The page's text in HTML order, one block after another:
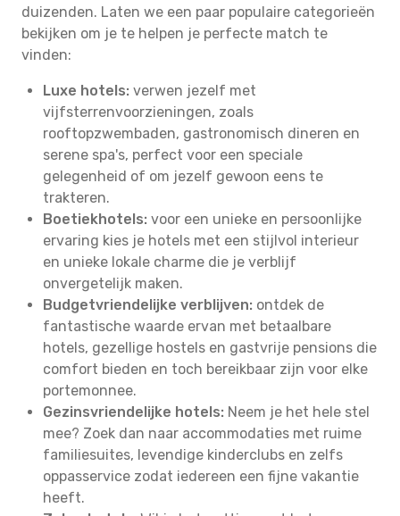
duizenden. Laten we een paar populaire categorieën
bekijken om je te helpen je perfecte match te
vinden:
Luxe hotels: verwen jezelf met
vijfsterrenvoorzieningen, zoals
rooftopzwembaden, gastronomisch dineren en
serene spa's, perfect voor een speciale
gelegenheid of om jezelf gewoon eens te
trakteren.
Boetiekhotels: voor een unieke en persoonlijke
ervaring kies je hotels met een stijlvol interieur
en unieke lokale charme die je verblijf
onvergetelijk maken.
Budgetvriendelijke verblijven: ontdek de
fantastische waarde ervan met betaalbare
hotels, gezellige hostels en gastvrije pensions die
comfort bieden en toch bereikbaar zijn voor elke
portemonnee.
Gezinsvriendelijke hotels: Neem je het hele stel
mee? Zoek dan naar accommodaties met ruime
familiesuites, levendige kinderclubs en zelfs
oppasservice zodat iedereen een fijne vakantie
heeft.